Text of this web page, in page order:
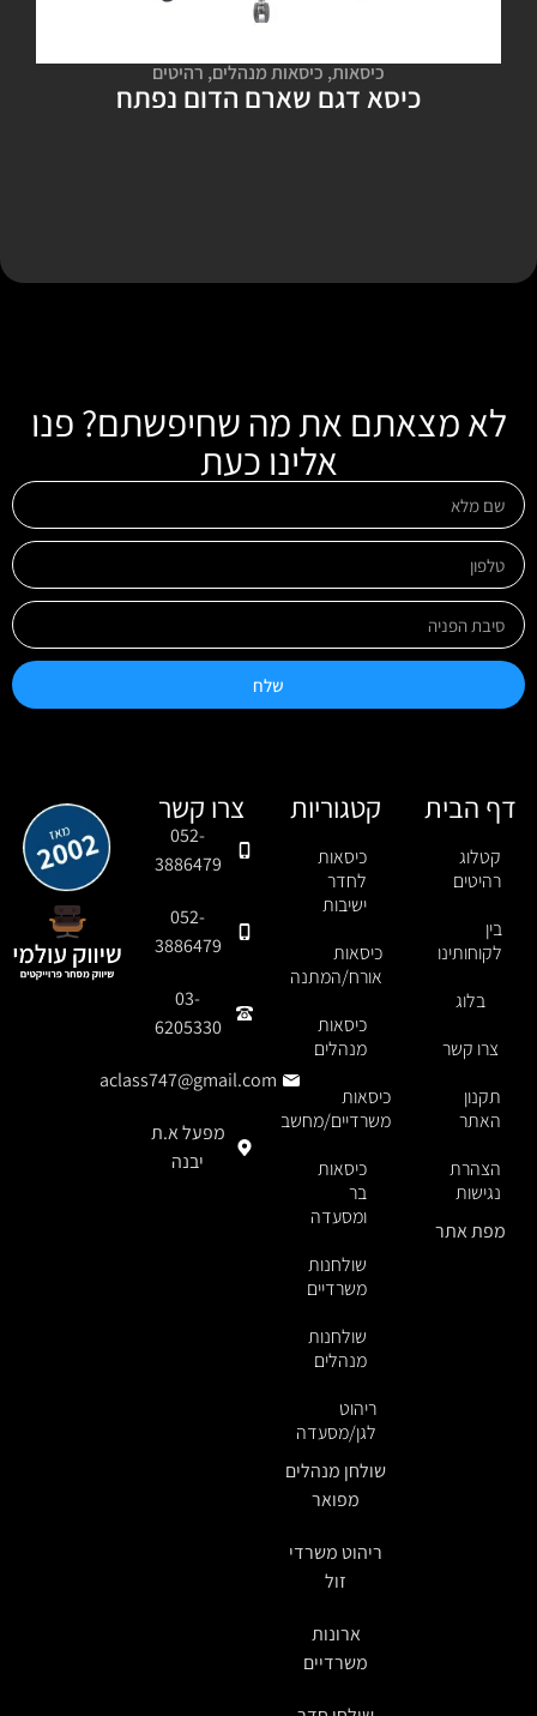
כיסאות, כיסאות מנהלים, רהיטים
כיסא דגם שארם הדום נפתח
לא מצאתם את מה שחיפשתם? פנו
אלינו כעת
שלח
צרו קשר
052-
3886479
052-
3886479
03-
6205330
aclass747@gmail.com
מפעל א.ת
יבנה
קטגוריות
כיסאות
לחדר
ישיבות
כיסאות
אורח/המתנה
כיסאות
מנהלים
כיסאות
משרדיים/מחשב
כיסאות
בר
ומסעדה
שולחנות
משרדיים
שולחנות
מנהלים
ריהוט
לגן/מסעדה
שולחן מנהלים
מפואר
ריהוט משרדי
זול
ארונות
משרדיים
דף הבית
קטלוג
רהיטים
בין
לקוחותינו
בלוג
צרו קשר
תקנון
האתר
הצהרת
נגישות
מפת אתר